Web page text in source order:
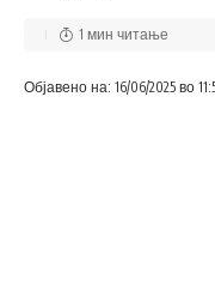
Објавено на: 16/06/2025 во
1 мин читање